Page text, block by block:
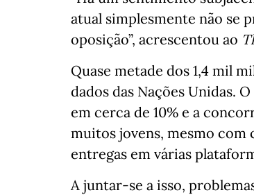
atual simplesmente não se
oposição”, acrescentou ao
Quase metade dos 1,4 mil
dados das Nações Unidas.
em cerca de 10% e a
muitos jovens, mesmo com
entregas em várias
A juntar-se a isso,